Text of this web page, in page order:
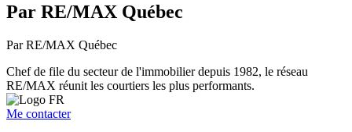
Par RE/MAX Québec
Par RE/MAX Québec
Chef de file du secteur de l'immobilier depuis 1982, le réseau
RE/MAX réunit les courtiers les plus performants.
Me contacter